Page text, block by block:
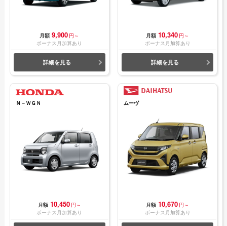
月額 9,900 円～
ボーナス月加算あり
詳細を見る
月額 10,340 円～
ボーナス月加算あり
詳細を見る
Ｎ－ＷＧＮ
月額 10,450 円～
ボーナス月加算あり
ムーヴ
月額 10,670 円～
ボーナス月加算あり